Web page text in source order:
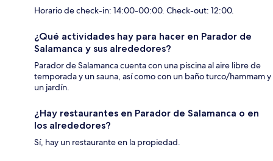
Horario de check-in: 14:00-00:00. Check-out: 12:00.
¿Qué actividades hay para hacer en Parador de
Salamanca y sus alrededores?
Parador de Salamanca cuenta con una piscina al aire libre de
temporada y un sauna, así como con un baño turco/hammam y
un jardín.
¿Hay restaurantes en Parador de Salamanca o en
los alrededores?
Sí, hay un restaurante en la propiedad.